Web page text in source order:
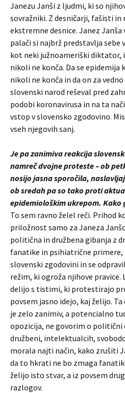
Janezu Janši z ljudmi, ki so
sovražniki. Z desničarji, fašisti
ekstremne desnice. Janez Janša
palači si najbrž predstavlja sebe
kot neki južnoameriški diktator,
nikoli ne konča. Da se
nikoli ne konča in da on za
slovenski narod reševal pred
podobi koronavirusa in na ta
vstop v slovensko zgodovino.
vseh njegovih sanj.
Je pa zanimiva reakcija
namreč dvojne proteste – ob
nosijo jasna sporočila,
ob sredah pa so tako proti
epidemiološkim ukrepom. Kako
To sem ravno želel reči. Prihod
priložnost samo za Janeza
politična in družbena gibanja z
fanatike in psihiatrične primere,
slovenski zgodovini in se
režim, ki ogroža njihove
delijo s tistimi, ki protestirajo
povsem jasno idejo, kaj želijo.
je zelo zanimiv, a potencialno
opozicija, ne govorim o politični
družbeni, intelektualcih,
morala najti način, kako zrušiti
da to hkrati ne bo zmaga
želijo isto stvar, a iz povsem
razlogov.